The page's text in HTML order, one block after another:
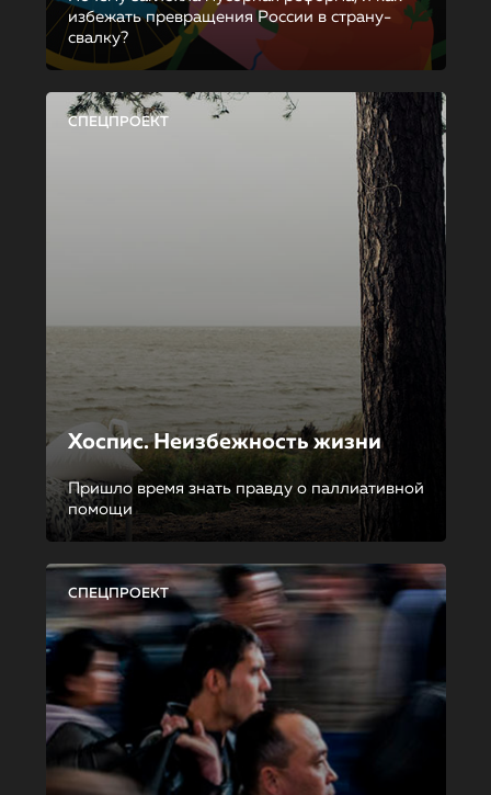
избежать превращения России в страну-
свалку?
СПЕЦПРОЕКТ
Хоспис. Неизбежность жизни
Пришло время знать правду о паллиативной
помощи
СПЕЦПРОЕКТ